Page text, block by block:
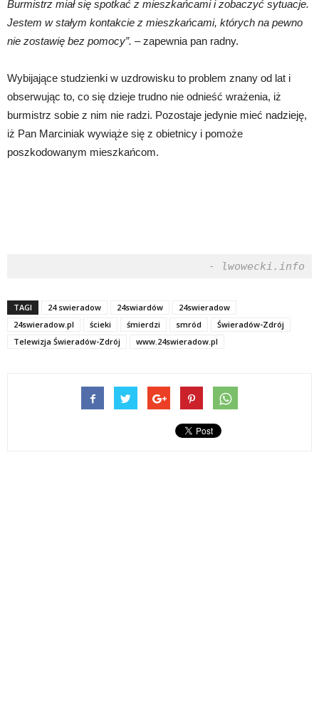
Burmistrz miał się spotkać z mieszkańcami i zobaczyć sytuacje.
Jestem w stałym kontakcie z mieszkańcami, których na pewno
nie zostawię bez pomocy”. – zapewnia pan radny.
Wybijające studzienki w uzdrowisku to problem znany od lat i
obserwując to, co się dzieje trudno nie odnieść wrażenia, iż
burmistrz sobie z nim nie radzi. Pozostaje jedynie mieć nadzieję,
iż Pan Marciniak wywiąże się z obietnicy i pomoże
poszkodowanym mieszkańcom.
- lwowecki.info
TAGI 24 swieradow 24swiardów
24swieradow
24swieradow.pl
ścieki śmierdzi smród
Świeradów-Zdrój
Telewizja Świeradów-Zdrój
www.24swieradow.pl